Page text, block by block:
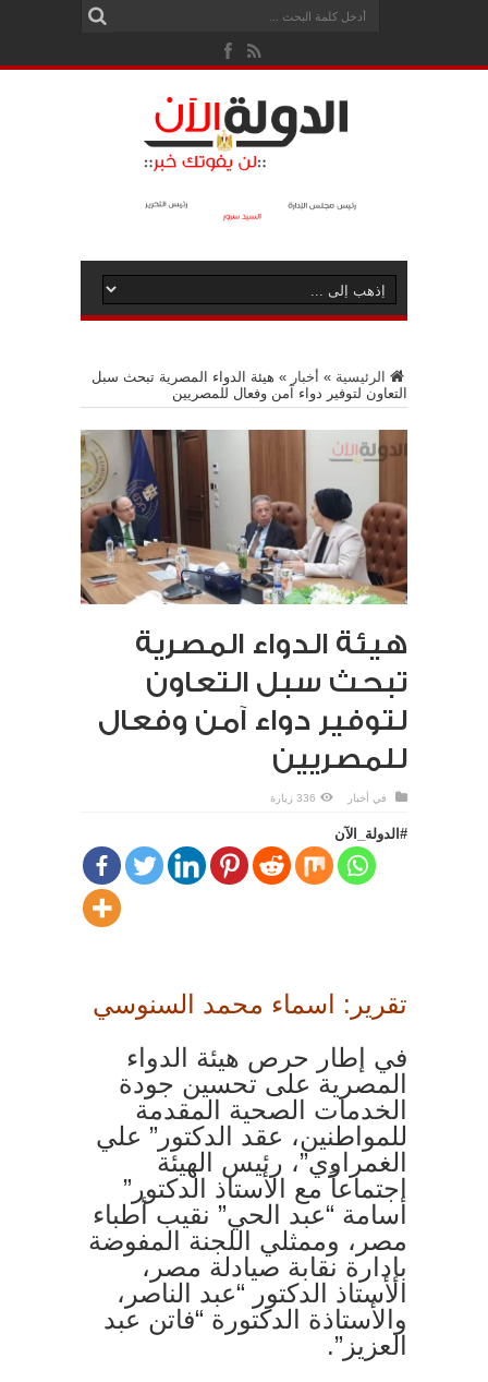
الرئيسية » أخبار » هيئة الدواء المصرية تبحث سبل
التعاون لتوفير دواء آمن وفعال للمصريين
هيئة الدواء المصرية
تبحث سبل التعاون
لتوفير دواء آمن وفعال
للمصريين
في أخبار 336 زيارة
#الدولة_الآن
تقرير: اسماء محمد السنوسي
في إطار حرص هيئة الدواء
المصرية على تحسين جودة
الخدمات الصحية المقدمة
للمواطنين، عقد الدكتور” علي
الغمراوي”، رئيس الهيئة
اجتماعاً مع الأستاذ الدكتور”
أسامة “عبد الحي” نقيب أطباء
مصر، وممثلي اللجنة المفوضة
بإدارة نقابة صيادلة مصر،
الأستاذ الدكتور “عبد الناصر،
والأستاذة الدكتورة “فاتن عبد
العزيز”.